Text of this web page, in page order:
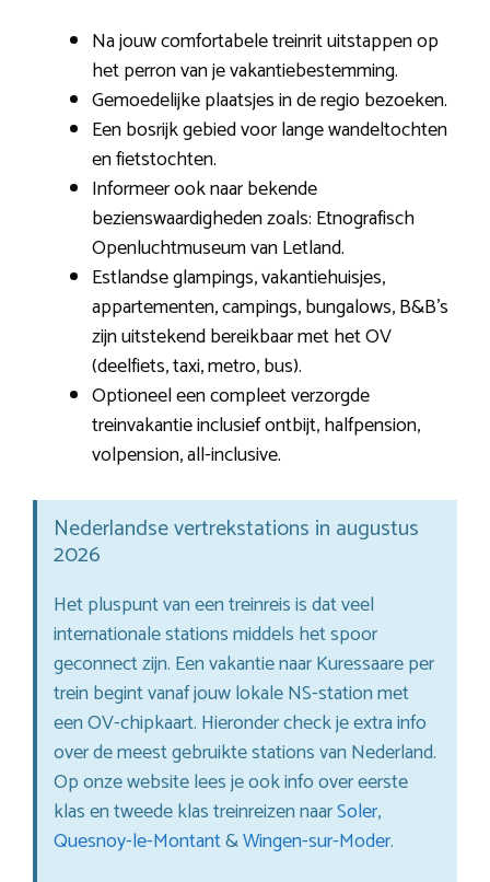
Na jouw comfortabele treinrit uitstappen op
het perron van je vakantiebestemming.
Gemoedelijke plaatsjes in de regio bezoeken.
Een bosrijk gebied voor lange wandeltochten
en fietstochten.
Informeer ook naar bekende
bezienswaardigheden zoals: Etnografisch
Openluchtmuseum van Letland.
Estlandse glampings, vakantiehuisjes,
appartementen, campings, bungalows, B&B’s
zijn uitstekend bereikbaar met het OV
(deelfiets, taxi, metro, bus).
Optioneel een compleet verzorgde
treinvakantie inclusief ontbijt, halfpension,
volpension, all-inclusive.
Nederlandse vertrekstations in augustus
2026
Het pluspunt van een treinreis is dat veel
internationale stations middels het spoor
geconnect zijn. Een vakantie naar Kuressaare per
trein begint vanaf jouw lokale NS-station met
een OV-chipkaart. Hieronder check je extra info
over de meest gebruikte stations van Nederland.
Op onze website lees je ook info over eerste
klas en tweede klas treinreizen naarSoler,
Quesnoy-le-Montant&Wingen-sur-Moder.